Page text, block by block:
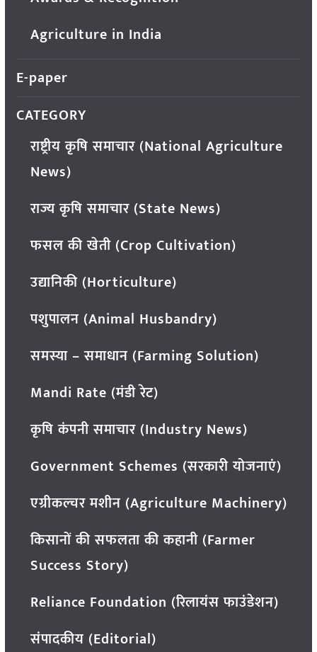
Agriculture in India
E-paper
CATEGORY
राष्ट्रीय कृषि समाचार (National Agriculture
News)
राज्य कृषि समाचार (State News)
फसल की खेती (Crop Cultivation)
उद्यानिकी (Horticulture)
पशुपालन (Animal Husbandry)
समस्या – समाधान (Farming Solution)
Mandi Rate (मंडी रेट)
कृषि कंपनी समाचार (Industry News)
Government Schemes (सरकारी योजनाएं)
एग्रीकल्चर मशीन (Agriculture Machinery)
किसानों की सफलता की कहानी (Farmer
Success Story)
Reliance Foundation (रिलायंस फाउंडेशन)
संपादकीय (Editorial)